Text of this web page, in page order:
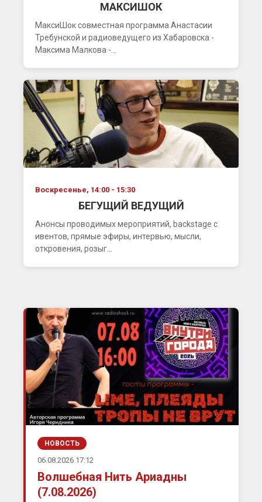
МАКСИШОК
МаксиШок совместная программа Анастасии
Требунской и радиоведущего из Хабаровска -
Максима Малкова -...
Воскресенье, 14:00 - 15:30
БЕГУЩИЙ ВЕДУЩИЙ
Анонсы проводимых мероприятий, backstage с
ивентов, прямые эфиры, интервью, мысли,
откровения, розыг...
НОВОСТЬ
06.08.2026 17:12
Волшебная Нить Ариадны
(7.08.2026)